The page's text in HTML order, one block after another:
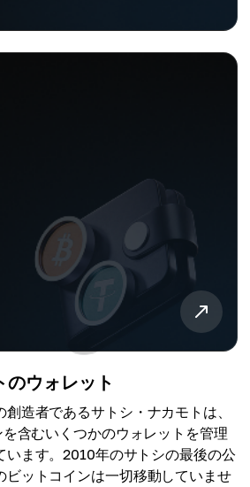
のウォレット
造者であるサトシ・ナカモトは、
含むいくつかのウォレットを管理
います。2010年のサトシの最後の公
ビットコインは一切移動していませ